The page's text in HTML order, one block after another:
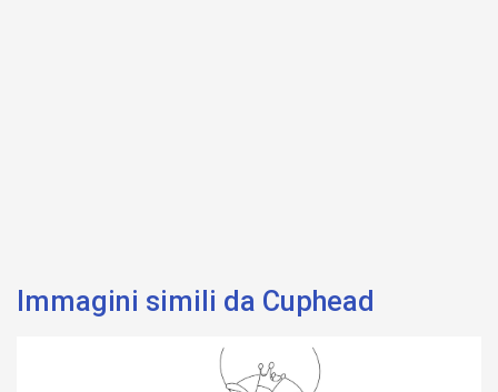
Immagini simili da Cuphead